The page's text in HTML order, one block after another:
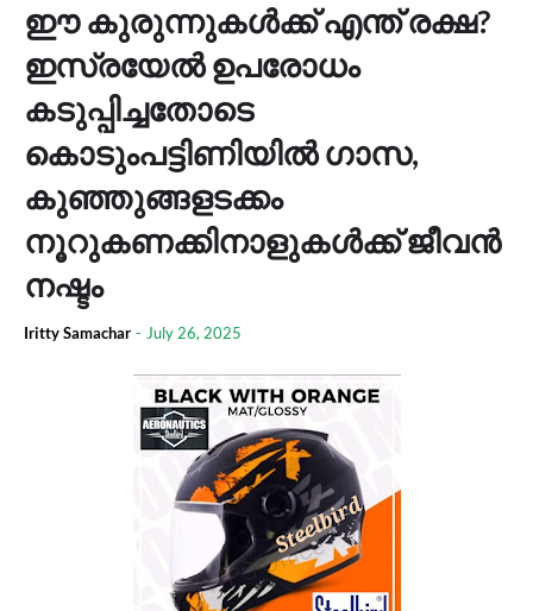
ഈ കുരുന്നുകൾക്ക് എന്ത് രക്ഷ?
ഇസ്രയേൽ ഉപരോധം
കടുപ്പിച്ചതോടെ
കൊടുംപട്ടിണിയിൽ ഗാസ,
കുഞ്ഞുങ്ങളടക്കം
നൂറുകണക്കിനാളുകൾക്ക് ജീവൻ
നഷ്ടം
Iritty Samachar - July 26, 2025